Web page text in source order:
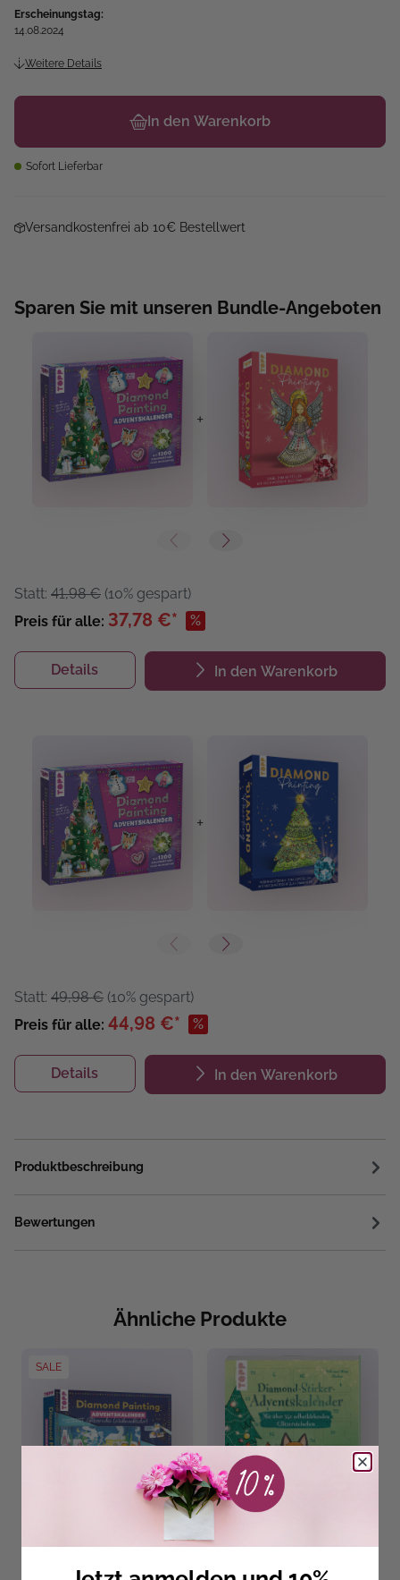
Erscheinungstag:
14.08.2024
Weitere Details
In den Warenkorb
Sofort Lieferbar
Versandkostenfrei ab 10€ Bestellwert
Sparen Sie mit unseren Bundle-Angeboten
+
Statt: 41,98 € (10% gespart)
Preis für alle: 37,78 €* %
Details In den Warenkorb
+
Statt: 49,98 € (10% gespart)
Preis für alle: 44,98 €* %
Details In den Warenkorb
Produktbeschreibung
Bewertungen
Ähnliche Produkte
SALE